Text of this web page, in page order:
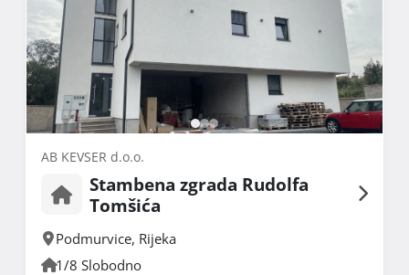
AB KEVSER d.o.o.
Stambena zgrada Rudolfa
Tomšića
Podmurvice, Rijeka
1/8 Slobodno